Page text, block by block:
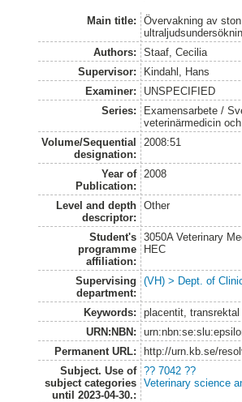
Main title:
Övervakning av
Authors:
Staaf, Cecilia
Supervisor:
Kindahl, Hans
Examiner:
UNSPECIFIED
Series:
Examensarbete /
veterinärmedicin
Volume/Sequential
designation:
2008:51
Year of
Publication:
2008
Level and depth
descriptor:
Other
Student's
programme
affiliation:
3050A Veterinary
HEC
Supervising
department:
(VH) > Dept. of
Keywords:
placentit,
URN:NBN:
Permanent URL:
http://urn.kb.se/
Subject. Use of
subject categories
until 2023-04-30.:
?? 7042 ??
Veterinary science